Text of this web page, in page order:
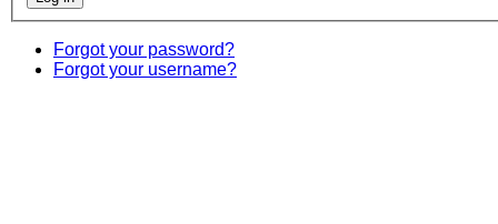
Forgot your password?
Forgot your username?